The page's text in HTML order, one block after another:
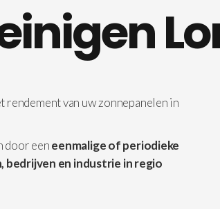
rendement van uw zonnepanelen in
door eeneenmalige of periodieke
bedrijven en industrie inregio